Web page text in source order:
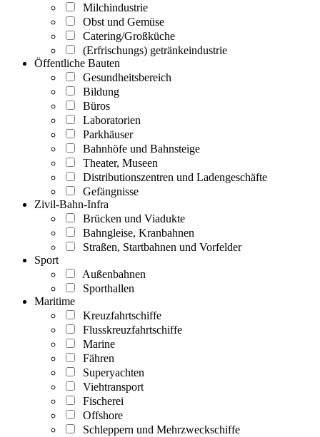
Milchindustrie
Obst und Gemüse
Catering/Großküche
(Erfrischungs) getränkeindustrie
Öffentliche Bauten
Gesundheitsbereich
Bildung
Büros
Laboratorien
Parkhäuser
Bahnhöfe und Bahnsteige
Theater, Museen
Distributionszentren und Ladengeschäfte
Gefängnisse
Zivil-Bahn-Infra
Brücken und Viadukte
Bahngleise, Kranbahnen
Straßen, Startbahnen und Vorfelder
Sport
Außenbahnen
Sporthallen
Maritime
Kreuzfahrtschiffe
Flusskreuzfahrtschiffe
Marine
Fähren
Superyachten
Viehtransport
Fischerei
Offshore
Schleppern und Mehrzweckschiffe